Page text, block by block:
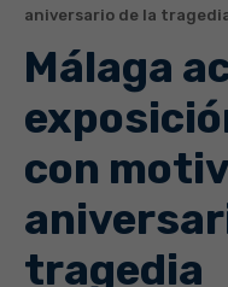
aniversario de la
Málaga
con
tragedia